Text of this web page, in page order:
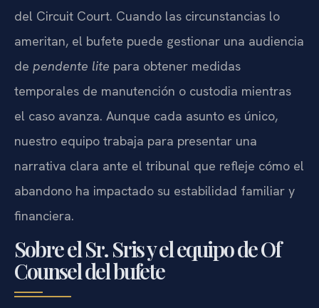
del Circuit Court. Cuando las circunstancias lo
ameritan, el bufete puede gestionar una audiencia
de pendente lite para obtener medidas
temporales de manutención o custodia mientras
el caso avanza. Aunque cada asunto es único,
nuestro equipo trabaja para presentar una
narrativa clara ante el tribunal que refleje cómo el
abandono ha impactado su estabilidad familiar y
financiera.
Sobre el Sr. Sris y el equipo de Of
Counsel del bufete